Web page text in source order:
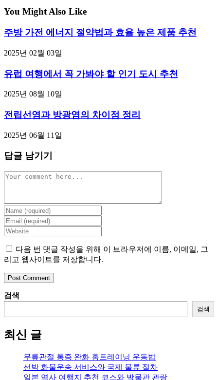
You Might Also Like
주방 가전 에너지 절약법과 효율 높은 제품 추천
2025년 02월 03일
유럽 여행에서 꼭 가봐야 할 인기 도시 추천
2025년 08월 10일
전립선염과 방광염의 차이점 정리
2025년 06월 11일
답글 남기기
Comment
Enter
your
name
or
username
to
comment
Enter
your
email
address
to
comment
Enter
your
website
URL
(optional)
다음 번 댓글 작성을 위해 이 브라우저에 이름, 이메일, 그
리고 웹사이트를 저장합니다.
검색
검색
최신 글
무릎관절 통증 완화 홈트레이닝 운동법
선박 화물운송 서비스와 국제 물류 절차
일본 역사 여행지 추천 코스와 박물관 관람